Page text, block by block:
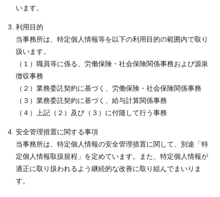
います。
利用目的
当事務所は、特定個人情報等を以下の利用目的の範囲内で取り
扱います。
（１）職員等に係る、労働保険・社会保険関係事務および源泉
徴収事務
（２）業務委託契約に基づく、労働保険・社会保険関係事務
（３）業務委託契約に基づく、給与計算関係事務
（４）上記（２）及び（３）に付随して行う事務
安全管理措置に関する事項
当事務所は、特定個人情報の安全管理措置に関して、別途「特
定個人情報取扱規程」を定めています。また、特定個人情報が
適正に取り扱われるよう継続的な改善に取り組んでまいりま
す。